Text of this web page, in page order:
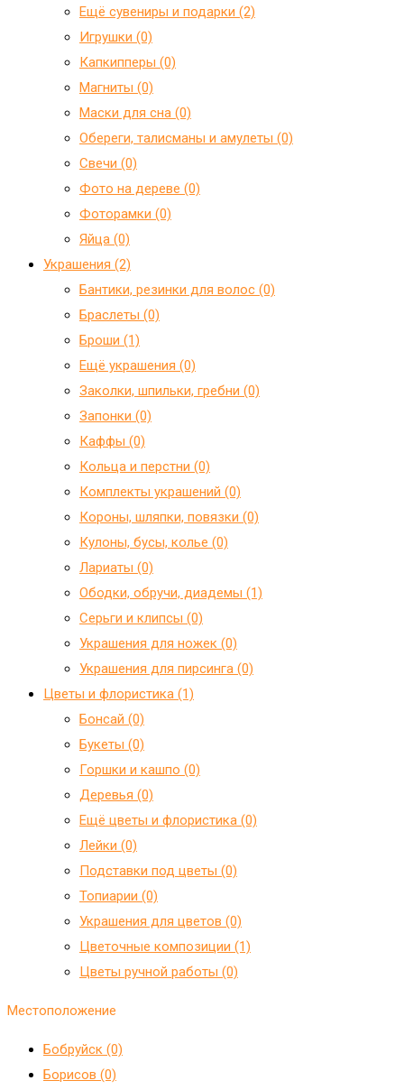
Ещё сувениры и подарки (2)
Игрушки (0)
Капкипперы (0)
Магниты (0)
Маски для сна (0)
Обереги, талисманы и амулеты (0)
Свечи (0)
Фото на дереве (0)
Фоторамки (0)
Яйца (0)
Украшения (2)
Бантики, резинки для волос (0)
Браслеты (0)
Броши (1)
Ещё украшения (0)
Заколки, шпильки, гребни (0)
Запонки (0)
Каффы (0)
Кольца и перстни (0)
Комплекты украшений (0)
Короны, шляпки, повязки (0)
Кулоны, бусы, колье (0)
Лариаты (0)
Ободки, обручи, диадемы (1)
Серьги и клипсы (0)
Украшения для ножек (0)
Украшения для пирсинга (0)
Цветы и флористика (1)
Бонсай (0)
Букеты (0)
Горшки и кашпо (0)
Деревья (0)
Ещё цветы и флористика (0)
Лейки (0)
Подставки под цветы (0)
Топиарии (0)
Украшения для цветов (0)
Цветочные композиции (1)
Цветы ручной работы (0)
Местоположение
Бобруйск (0)
Борисов (0)